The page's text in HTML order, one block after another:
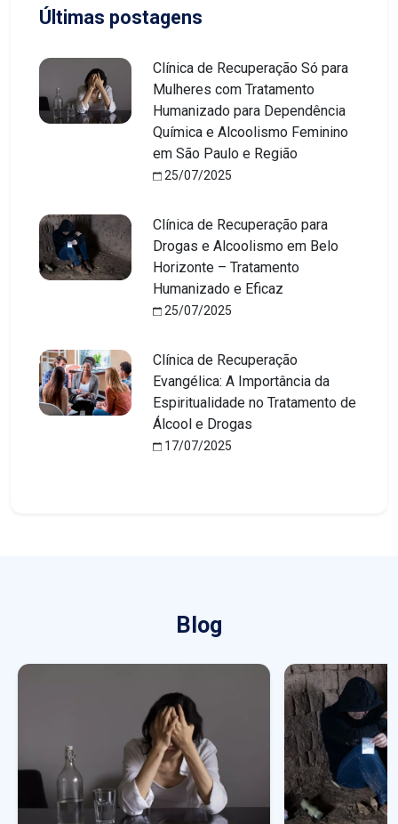
Últimas postagens
Clínica de Recuperação Só para
Mulheres com Tratamento
Humanizado para Dependência
Química e Alcoolismo Feminino
em São Paulo e Região
25/07/2025
Clínica de Recuperação para
Drogas e Alcoolismo em Belo
Horizonte – Tratamento
Humanizado e Eficaz
25/07/2025
Clínica de Recuperação
Evangélica: A Importância da
Espiritualidade no Tratamento de
Álcool e Drogas
17/07/2025
Blog